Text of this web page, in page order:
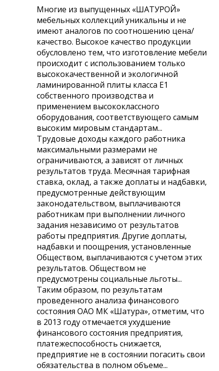
Многие из выпущенных «ШАТУРОЙ»
мебельных коллекций уникальны и не
имеют аналогов по соотношению цена/
качество. Высокое качество продукции
обусловлено тем, что изготовление мебели
происходит с использованием только
высококачественной и экологичной
ламинированной плиты класса Е1
собственного производства и
применением высококлассного
оборудования, соответствующего самым
высоким мировым стандартам...
Трудовые доходы каждого работника
максимальными размерами не
ограничиваются, а зависят от личных
результатов труда. Месячная тарифная
ставка, оклад, а также доплаты и надбавки,
предусмотренные действующим
законодательством, выплачиваются
работникам при выполнении личного
задания независимо от результатов
работы предприятия. Другие доплаты,
надбавки и поощрения, установленные
Обществом, выплачиваются с учетом этих
результатов. Обществом не
предусмотрены социальные льготы...
Таким образом, по результатам
проведенного анализа финансового
состояния ОАО МК «Шатура», отметим, что
в 2013 году отмечается ухудшение
финансового состояния предприятия,
платежеспособность снижается,
предприятие не в состоянии погасить свои
обязательства в полном объеме...